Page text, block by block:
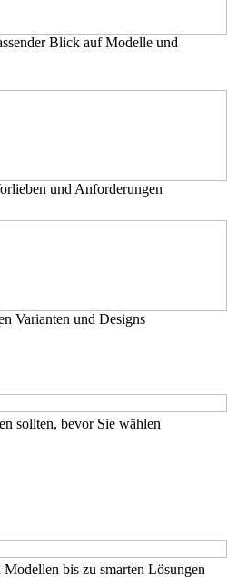
Blick auf Modelle und
und Anforderungen
Varianten und Designs
sollten, bevor Sie wählen
bis zu smarten Lösungen